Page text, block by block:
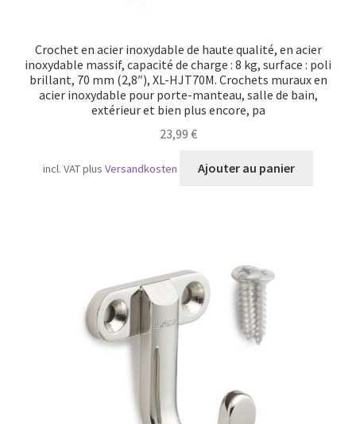
Crochet en acier inoxydable de haute qualité, en acier
inoxydable massif, capacité de charge : 8 kg, surface : poli
brillant, 70 mm (2,8″), XL-HJT70M. Crochets muraux en
acier inoxydable pour porte-manteau, salle de bain,
extérieur et bien plus encore, pa
23,99 €
incl. VATplusVersandkosten Ajouter au panier